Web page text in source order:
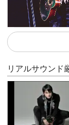
リアルサウンド